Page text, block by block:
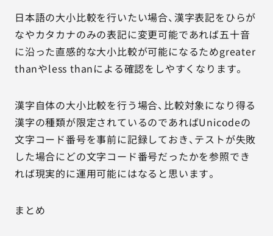
日本語の大小比較を行いたい場合、漢字表記をひらが
なやカタカナのみの表記に変更可能であれば五十音
に沿った直感的な大小比較が可能になるためgreater
thanやless thanによる確認をしやすくなります。
漢字自体の大小比較を行う場合、比較対象になり得る
漢字の種類が限定されているのであればUnicodeの
文字コード番号を事前に記録しておき、テストが失敗
した場合にどの文字コード番号だったかを参照でき
れば現実的に運用可能にはなると思います。
まとめ